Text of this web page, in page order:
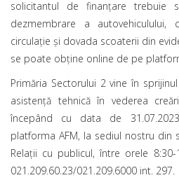
solicitantul de finanțare trebuie
dezmembrare a
circulație și dovada scoaterii din
se poate obține online de pe
Primăria Sectorului 2 vine în
asistență tehnică în vederea
începând cu data de
platforma AFM, la sediul nostru din
Relații cu publicul, între orele
021.209.60.23/021.209.6000 int. 297.